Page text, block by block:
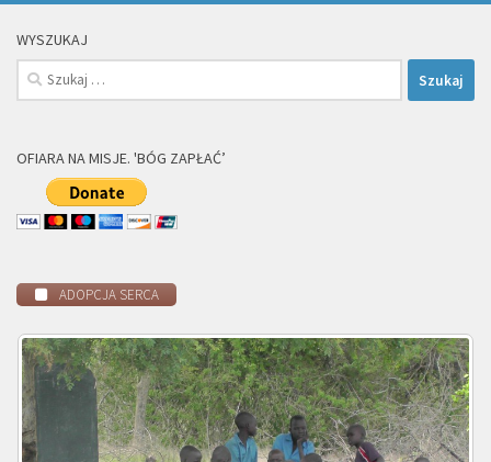
WYSZUKAJ
Szukaj:
OFIARA NA MISJE. 'BÓG ZAPŁAĆ’
ADOPCJA SERCA